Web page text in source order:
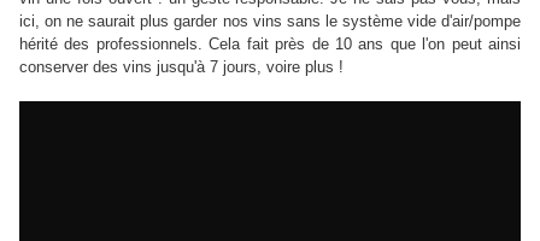
ici, on ne saurait plus garder nos vins sans le système vide d'air/pompe
hérité des professionnels. Cela fait près de 10 ans que l'on peut ainsi
conserver des vins jusqu'à 7 jours, voire plus !